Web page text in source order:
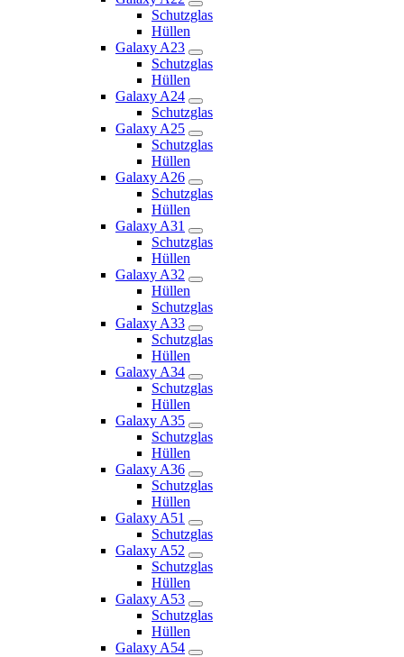
Schutzglas
Hüllen
Galaxy A23
Schutzglas
Hüllen
Galaxy A24
Schutzglas
Galaxy A25
Schutzglas
Hüllen
Galaxy A26
Schutzglas
Hüllen
Galaxy A31
Schutzglas
Hüllen
Galaxy A32
Hüllen
Schutzglas
Galaxy A33
Schutzglas
Hüllen
Galaxy A34
Schutzglas
Hüllen
Galaxy A35
Schutzglas
Hüllen
Galaxy A36
Schutzglas
Hüllen
Galaxy A51
Schutzglas
Galaxy A52
Schutzglas
Hüllen
Galaxy A53
Schutzglas
Hüllen
Galaxy A54